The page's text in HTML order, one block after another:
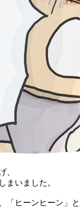
、
まいました。
「ヒーンヒーン」と